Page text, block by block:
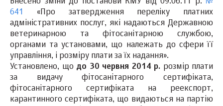
Внесено зміни до постанови КМУ від 09.06.11 р. №
641
«Про затвердження переліку платних
адміністративних послуг, які надаються Державною
ветеринарною та фітосанітарною службою,
органами та установами, що належать до сфери її
управління, і розміру плати за їх надання».
Установлено, що до 30 червня 2014 р. розмір плати
за видачу фітосанітарного сертифіката,
фітосанітарного сертифіката на реекспорт,
карантинного сертифіката, що видаються на партію